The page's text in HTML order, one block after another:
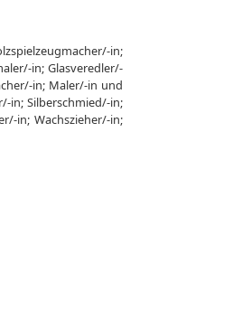
in;
in; Glasveredler/-
in; Maler/-in und
in; Silberschmied/-in;
in; Wachszieher/-in;